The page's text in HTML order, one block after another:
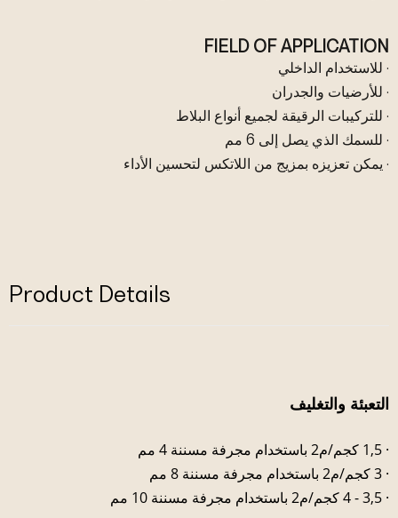
FIELD OF APPLICATION
· للاستخدام الداخلي
· للأرضيات والجدران
· للتركيبات الرقيقة لجميع أنواع البلاط
· للسمك الذي يصل إلى 6 مم
· يمكن تعزيزه بمزيج من اللاتكس لتحسين الأداء
Product Details
التعبئة والتغليف
· 1,5 كجم/م2 باستخدام مجرفة مسننة 4 مم
· 3 كجم/م2 باستخدام مجرفة مسننة 8 مم
· 3,5 - 4 كجم/م2 باستخدام مجرفة مسننة 10 مم